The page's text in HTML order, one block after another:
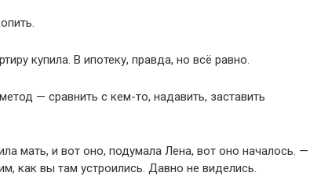
купила. В ипотеку, правда, но всё равно.
— сравнить с кем-то, надавить, заставить
мать, и вот оно, подумала Лена, вот оно началось. —
как вы там устроились. Давно не виделись.